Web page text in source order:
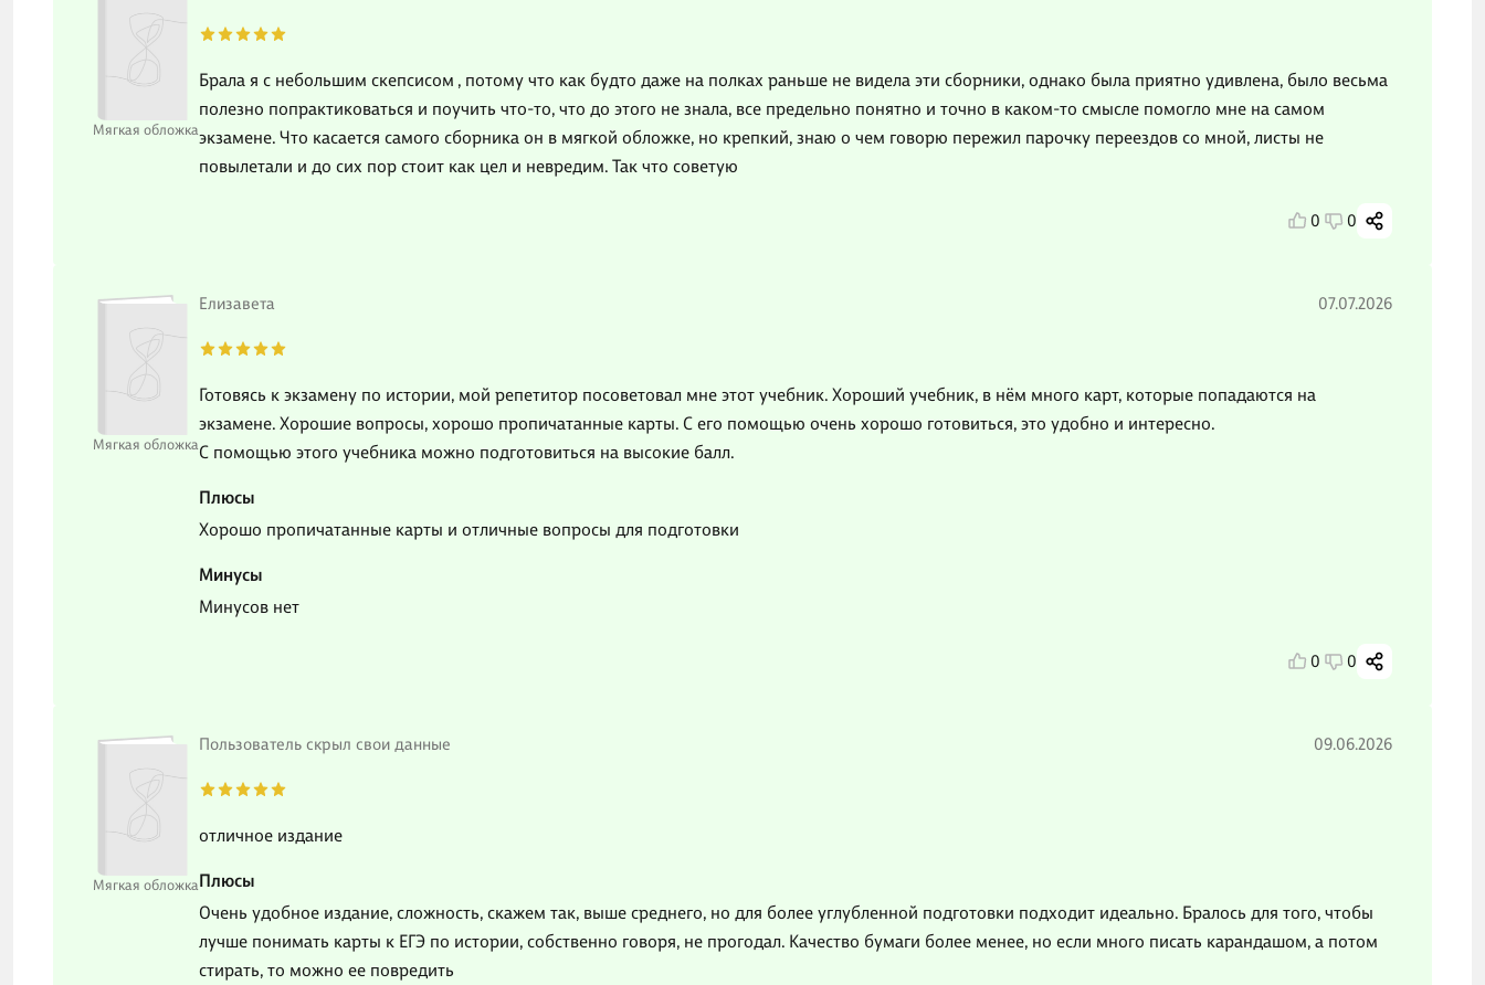
Мягкая обложка
Брала я с небольшим скепсисом , потому что как будто даже на полках раньше не видела эти сборники, однако была приятно удивлена, было весьма
полезно попрактиковаться и поучить что-то, что до этого не знала, все предельно понятно и точно в каком-то смысле помогло мне на самом
экзамене. Что касается самого сборника он в мягкой обложке, но крепкий, знаю о чем говорю пережил парочку переездов со мной, листы не
повылетали и до сих пор стоит как цел и невредим. Так что советую
0 0
Мягкая обложка
Елизавета 07.07.2026
Готовясь к экзамену по истории, мой репетитор посоветовал мне этот учебник. Хороший учебник, в нём много карт, которые попадаются на
экзамене. Хорошие вопросы, хорошо пропичатанные карты. С его помощью очень хорошо готовиться, это удобно и интересно.
С помощью этого учебника можно подготовиться на высокие балл.
Плюсы
Хорошо пропичатанные карты и отличные вопросы для подготовки
Минусы
Минусов нет
0 0
Мягкая обложка
Пользователь скрыл свои данные 09.06.2026
отличное издание
Плюсы
Очень удобное издание, сложность, скажем так, выше среднего, но для более углубленной подготовки подходит идеально. Бралось для того, чтобы
лучше понимать карты к ЕГЭ по истории, собственно говоря, не прогодал. Качество бумаги более менее, но если много писать карандашом, а потом
стирать, то можно ее повредить